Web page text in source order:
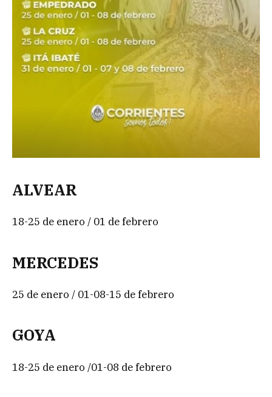
ALVEAR
18-25 de enero / 01 de febrero
MERCEDES
25 de enero / 01-08-15 de febrero
GOYA
18-25 de enero /01-08 de febrero